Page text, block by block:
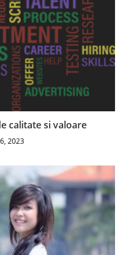
calitate si valoare
2023